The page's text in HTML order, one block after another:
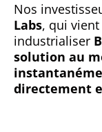
Nos
Labs, qui
industrialiser
solution au
directement